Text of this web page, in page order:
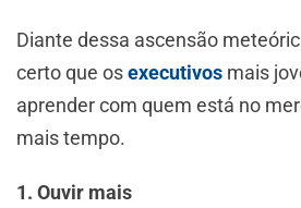
Diante dessa ascensão
certo que osexecutivos mais
aprender com quem está no
mais tempo.
1. Ouvir mais